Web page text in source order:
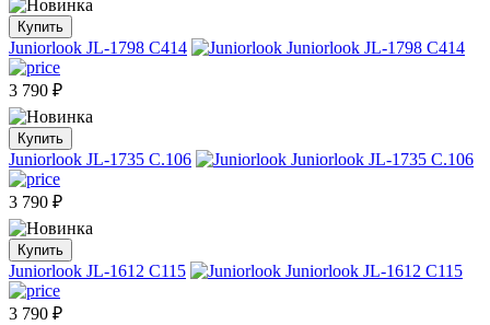
Купить
Juniorlook JL-1798 C414
3 790 ₽
Купить
Juniorlook JL-1735 C.106
3 790 ₽
Купить
Juniorlook JL-1612 C115
3 790 ₽